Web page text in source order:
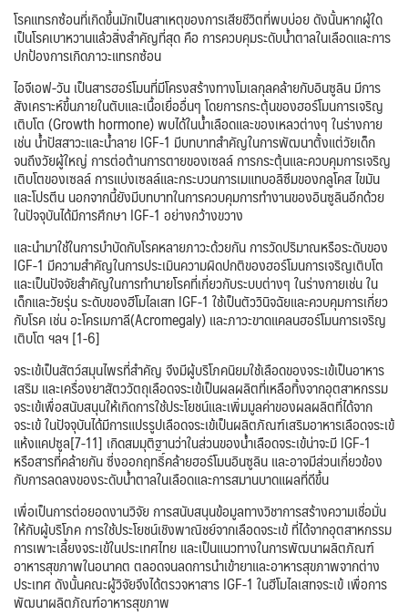
โรคแทรกซ้อนที่เกิดขึ้นมักเป็นสาเหตุของการเสียชีวิตที่พบบ่อย ดังนั้นหากผู้ใด
เป็นโรคเบาหวานแล้วสิ่งสำคัญที่สุด คือ การควบคุมระดับน้ำตาลในเลือดและการ
ปกป้องการเกิดภาวะแทรกซ้อน
ไอจีเอฟ-วัน เป็นสารฮอร์โมนที่มีโครงสร้างทางโมเลกุลคล้ายกับอินซูลิน มีการ
สังเคราะห์ขึ้นภายในตับและเนื้อเยื่ออื่นๆ โดยการกระตุ้นของฮอร์โมนการเจริญ
เติบโต (Growth hormone) พบได้ในน้ำเลือดและของเหลวต่างๆ ในร่างกาย
เช่น น้ำปัสสาวะและน้ำลาย IGF-1 มีบทบาทสำคัญในการพัฒนาตั้งแต่วัยเด็ก
จนถึงวัยผู้ใหญ่ การต่อต้านการตายของเซลล์ การกระตุ้นและควบคุมการเจริญ
เติบโตของเซลล์ การแบ่งเซลล์และกระบวนการเมแทบอลิซึมของกลูโคส ไขมัน
และโปรตีน นอกจากนี้ยังมีบทบาทในการควบคุมการทำงานของอินซูลินอีกด้วย
ในปัจจุบันได้มีการศึกษา IGF-1 อย่างกว้างขวาง
และนำมาใช้ในการบำบัดกับโรคหลายภาวะด้วยกัน การวัดปริมาณหรือระดับของ
IGF-1 มีความสำคัญในการประเมินความผิดปกติของฮอร์โมนการเจริญเติบโต
และเป็นปัจจัยสำคัญในการทำนายโรคที่เกี่ยวกับระบบต่างๆ ในร่างกายเช่น ใน
เด็กและวัยรุ่น ระดับของฮีโมไลเสท IGF-1 ใช้เป็นตัววินิจฉัยและควบคุมการเกี่ยว
กับโรค เช่น อะโครเมกาลี(Acromegaly) และภาวะขาดแคลนฮอร์โมนการเจริญ
เติบโต ฯลฯ [1-6]
จระเข้เป็นสัตว์สมุนไพรที่สำคัญ จึงมีผู้บริโภคนิยมใช้เลือดของจระเข้เป็นอาหาร
เสริม และเครื่องยาสัตววัตถุเลือดจระเข้เป็นผลผลิตที่เหลือทิ้งจากอุตสาหกรรม
จระเข้เพื่อสนับสนุนให้เกิดการใช้ประโยชน์และเพิ่มมูลค่าของผลผลิตที่ได้จาก
จระเข้ ในปัจจุบันได้มีการแปรรูปเลือดจระเข้เป็นผลิตภัณฑ์เสริมอาหารเลือดจระเข้
แห้งแคปซูล[7-11] เกิดสมมุติฐานว่าในส่วนของน้ำเลือดจระเข้น่าจะมี IGF-1
หรือสารที่คล้ายกัน ซึ่งออกฤทธิ์คล้ายฮอร์โมนอินซูลิน และอาจมีส่วนเกี่ยวข้อง
กับการลดลงของระดับน้ำตาลในเลือดและการสมานบาดแผลที่ดีขึ้น
เพื่อเป็นการต่อยอดงานวิจัย การสนับสนุนข้อมูลทางวิชาการสร้างความเชื่อมั่น
ให้กับผู้บริโภค การใช้ประโยชน์เชิงพาณิชย์จากเลือดจระเข้ ที่ได้จากอุตสาหกรรม
การเพาะเลี้ยงจระเข้ในประเทศไทย และเป็นแนวทางในการพัฒนาผลิตภัณฑ์
อาหารสุขภาพในอนาคต ตลอดจนลดการนำเข้ายาและอาหารสุขภาพจากต่าง
ประเทศ ดังนั้นคณะผู้วิจัยจึงได้ตรวจหาสาร IGF-1 ในฮีโมไลเสทจระเข้ เพื่อการ
พัฒนาผลิตภัณฑ์อาหารสุขภาพ